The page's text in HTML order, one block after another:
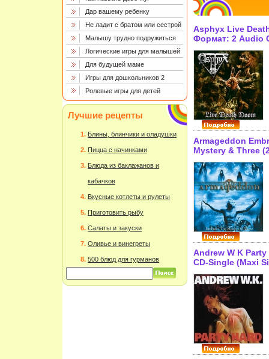
Дар вашему ребенку
Не ладит с братом или сестрой
Малышу трудно подружиться
Логические игры для малышей
Для будущей маме
Игры для дошкольников 2
Ролевые игры для детей
Лучшие рецепты
Блины, блинчики и оладушки
Пицца с начинками
Блюда из баклажанов и
кабачков
Вкусные котлеты и рулеты
Приготовить рыбу
Салаты и закуски
Оливье и винегреты
500 блюд для гурманов
Asphyx Live
Формат: 2 Audio
Case)
Arts Publishing,
Германия
товары
аудионосителей
Сборник:
инфо 10847h.
Armageddon
Mystery & Three
Desecration Of
Исполнитель
инфо 12261h.
Andrew W K
CD-Single (Maxi
Дистрибьютор:
Лицензионные
Характеристики
аудионосителей
Импортное
11559h.